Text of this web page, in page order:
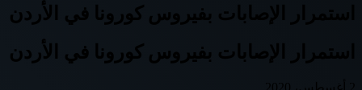
استمرار الإصابات بفيروس كورونا في الأردن
استمرار الإصابات بفيروس كورونا في الأردن